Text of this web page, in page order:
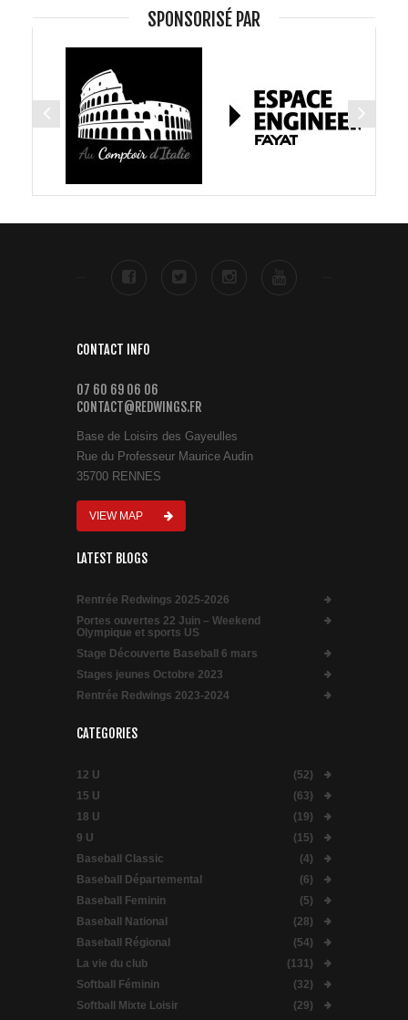
SPONSORISÉ PAR
CONTACT INFO
07 60 69 06 06
CONTACT@REDWINGS.FR
Base de Loisirs des Gayeulles
Rue du Professeur Maurice Audin
35700 RENNES
VIEW MAP
LATEST BLOGS
Rentrée Redwings 2025-2026
Portes ouvertes 22 Juin – Weekend
Olympique et sports US
Stage Découverte Baseball 6 mars
Stages jeunes Octobre 2023
Rentrée Redwings 2023-2024
CATEGORIES
12 U
(52)
15 U
(63)
18 U
(19)
9 U
(15)
Baseball Classic
(4)
Baseball Départemental
(6)
Baseball Feminin
(5)
Baseball National
(28)
Baseball Régional
(54)
La vie du club
(131)
Softball Féminin
(32)
Softball Mixte Loisir
(29)